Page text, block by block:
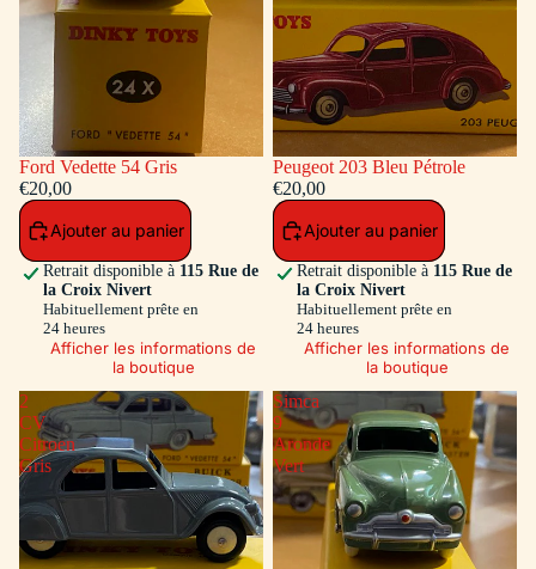
Ford Vedette 54 Gris
€20,00
Ajouter au panier
Retrait disponible à 115 Rue de
la Croix Nivert
Habituellement prête en
24 heures
Afficher les informations de
la boutique
Peugeot 203 Bleu Pétrole
€20,00
Ajouter au panier
Retrait disponible à 115 Rue de
la Croix Nivert
Habituellement prête en
24 heures
Afficher les informations de
la boutique
2
CV
Citroen
Gris
Simca
9
Aronde
Vert